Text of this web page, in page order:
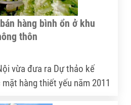
hàng bình ổn ở khu
thôn
vừa đưa ra Dự thảo kế
hàng thiết yếu năm 2011